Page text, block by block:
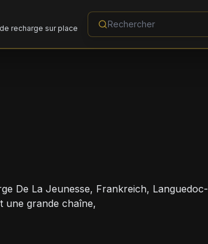
recharge sur place
De La Jeunesse, Frankreich, Languedoc-
une grande chaîne,